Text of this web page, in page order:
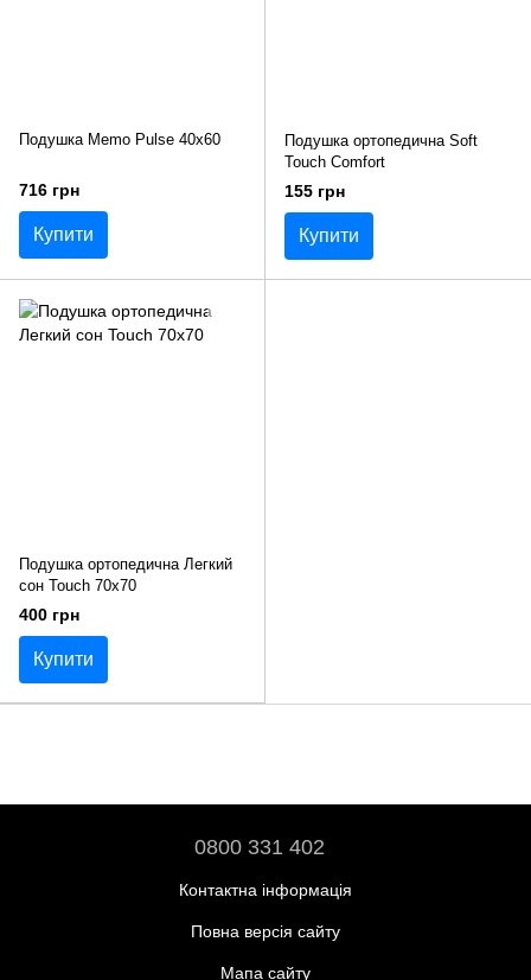
Подушка Memo Pulse 40x60
716 грн
Купити
Подушка ортопедична Soft
Touch Comfort
155 грн
Купити
Подушка ортопедична Легкий
сон Touch 70х70
400 грн
Купити
0800 331 402
Контактна інформація
Повна версія сайту
Мапа сайту